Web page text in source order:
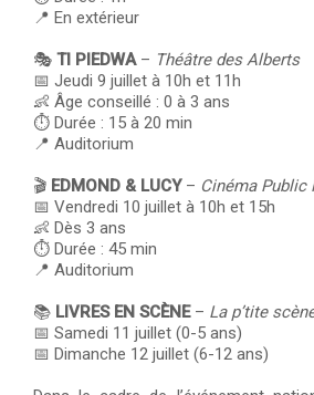
📍 En extérieur
🎭 TI PIEDWA– Théâtre des Alberts
📅 Jeudi 9 juillet à 10h et 11h
👶 Âge conseillé : 0 à 3 ans
⏱️ Durée : 15 à 20 min
📍 Auditorium
🎬 EDMOND & LUCY– Cinéma Public
📅 Vendredi 10 juillet à 10h et 15h
👶 Dès 3 ans
⏱️ Durée : 45 min
📍 Auditorium
📚 LIVRES EN SCÈNE– La p’tite
📅 Samedi 11 juillet (0-5 ans)
📅 Dimanche 12 juillet (6-12 ans)